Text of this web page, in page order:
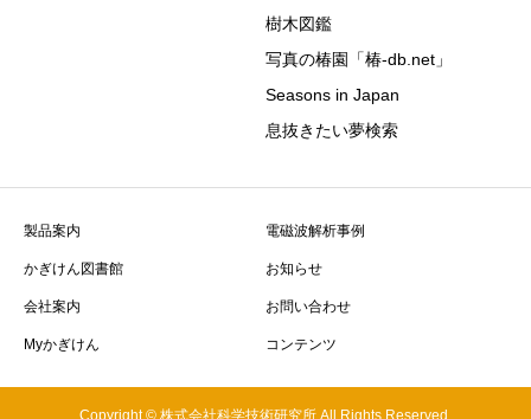
樹木図鑑
写真の椿園「椿-db.net」
Seasons in Japan
息抜きたい夢検索
製品案内 電磁波解析事例
かぎけん図書館 お知らせ
会社案内 お問い合わせ
Myかぎけん コンテンツ